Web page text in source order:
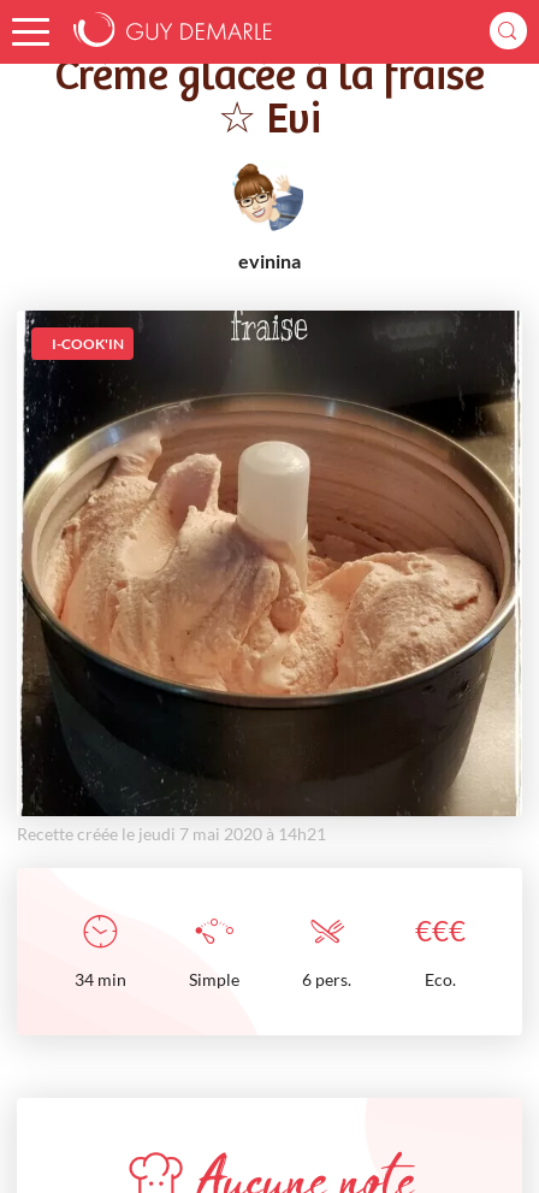
Accueil Recettes Crème glacée à la fraise ☆ Evi
Crème glacée à la fraise
☆ Evi
evinina
I-COOK'IN
Recette créée le jeudi 7 mai 2020 à 14h21
€€€
34 min Simple 6 pers. Eco.